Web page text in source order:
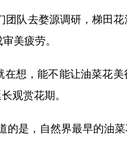
队去婺源调研，梯田花
美疲劳。
想，能不能让油菜花美
观赏花期。
是，自然界最早的油菜